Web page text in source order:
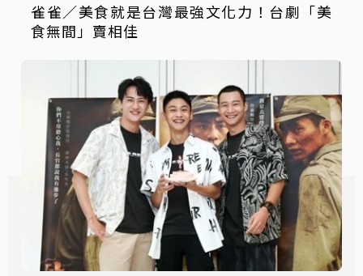
雀雀／美食就是台灣最強文化力！台劇「美
食無間」賣相佳